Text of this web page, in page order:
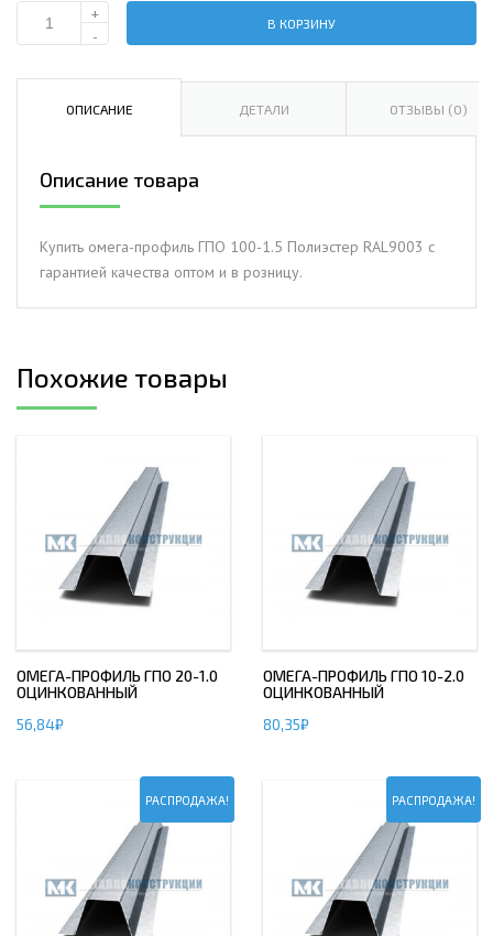
Количество
профиль
Полиэстер
RAL9003
+
-
В КОРЗИНУ
ОПИСАНИЕ ДЕТАЛИ ОТЗЫВЫ (0)
Описание товара
Купить омега-профиль ГПО 100-1.5 Полиэстер RAL9003 с
гарантией качества оптом и в розницу.
Похожие товары
ОМЕГА-ПРОФИЛЬ ГПО 20-1.0
ОЦИНКОВАННЫЙ
56,84₽
ОМЕГА-ПРОФИЛЬ ГПО 10-2.0
ОЦИНКОВАННЫЙ
80,35₽
РАСПРОДАЖА! РАСПРОДАЖА!